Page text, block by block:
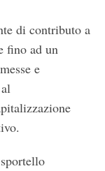
di contributo a
fino ad un
e